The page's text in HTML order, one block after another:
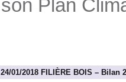
son Plan
24/01/2018 FILIÈRE BOIS – Bilan